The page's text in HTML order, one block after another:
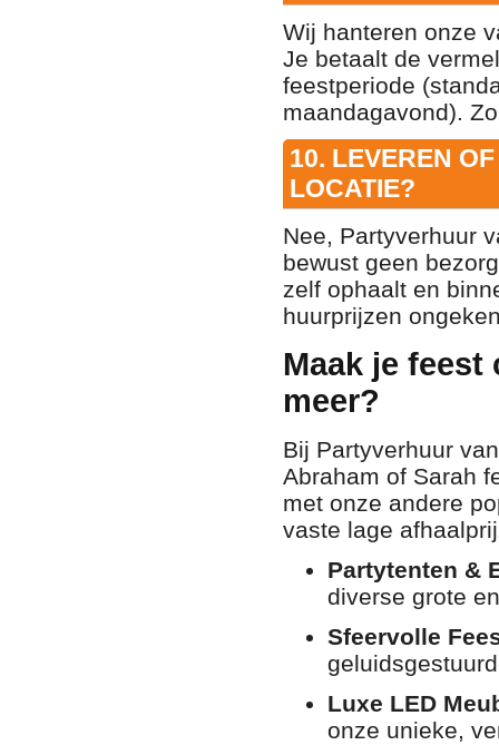
Wij hanteren onze
Je betaalt de
feestperiode
maandagavond).
10. LEVEREN
LOCATIE?
Nee, Partyverhuur
bewust geen
zelf ophaalt en
huurprijzen
Maak je
meer?
Bij Partyverhuur
Abraham of Sarah
met onze andere
vaste lage
Partytenten &
diverse grote
Sfeervolle
Luxe LED
onze unieke,